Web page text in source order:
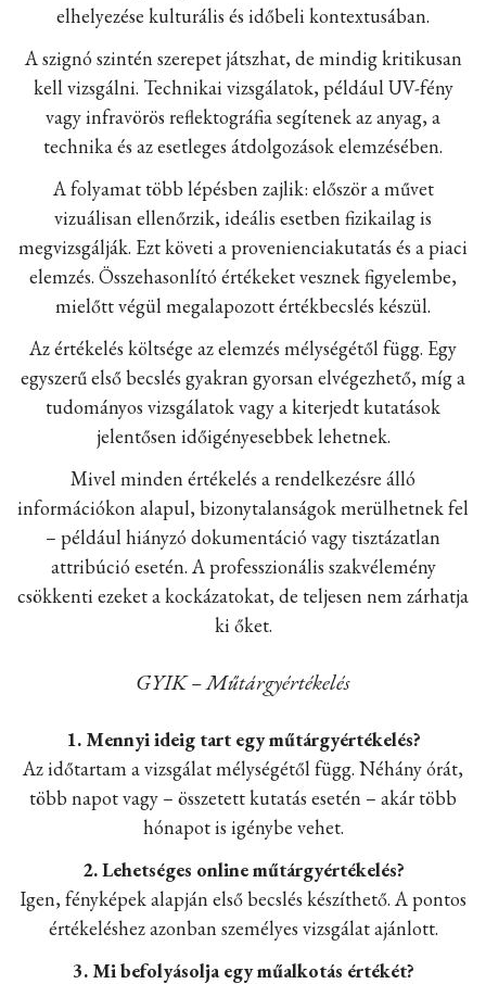
elhelyezése kulturális és időbeli kontextusában.
A szignó szintén szerepet játszhat, de mindig kritikusan
kell vizsgálni. Technikai vizsgálatok, például UV-fény
vagy infravörös reflektográfia segítenek az anyag, a
technika és az esetleges átdolgozások elemzésében.
A folyamat több lépésben zajlik: először a művet
vizuálisan ellenőrzik, ideális esetben fizikailag is
megvizsgálják. Ezt követi a provenienciakutatás és a piaci
elemzés. Összehasonlító értékeket vesznek figyelembe,
mielőtt végül megalapozott értékbecslés készül.
Az értékelés költsége az elemzés mélységétől függ. Egy
egyszerű első becslés gyakran gyorsan elvégezhető, míg a
tudományos vizsgálatok vagy a kiterjedt kutatások
jelentősen időigényesebbek lehetnek.
Mivel minden értékelés a rendelkezésre álló
információkon alapul, bizonytalanságok merülhetnek fel
– például hiányzó dokumentáció vagy tisztázatlan
attribúció esetén. A professzionális szakvélemény
csökkenti ezeket a kockázatokat, de teljesen nem zárhatja
ki őket.
GYIK – Műtárgyértékelés
1. Mennyi ideig tart egy műtárgyértékelés?
Az időtartam a vizsgálat mélységétől függ. Néhány órát,
több napot vagy – összetett kutatás esetén – akár több
hónapot is igénybe vehet.
2. Lehetséges online műtárgyértékelés?
Igen, fényképek alapján első becslés készíthető. A pontos
értékeléshez azonban személyes vizsgálat ajánlott.
3. Mi befolyásolja egy műalkotás értékét?